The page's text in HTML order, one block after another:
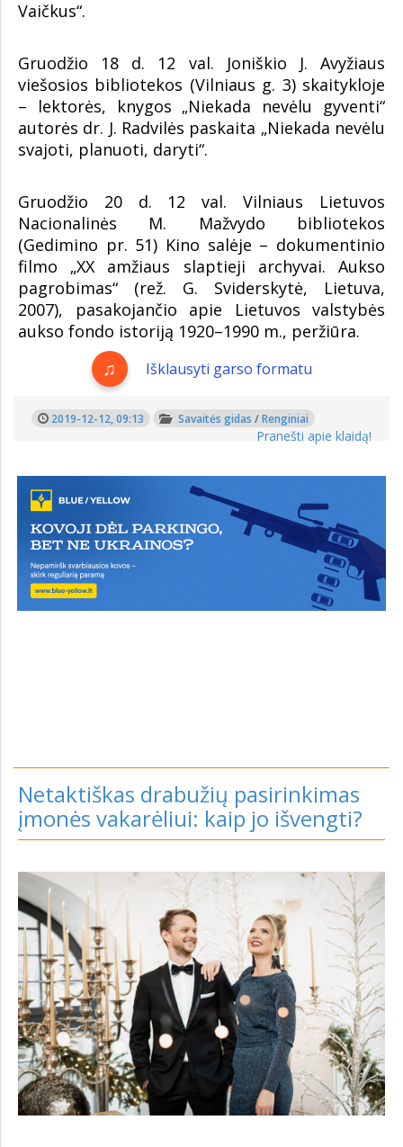
Vaičkus“.
Gruodžio 18 d. 12 val. Joniškio J. Avyžiaus
viešosios bibliotekos (Vilniaus g. 3) skaitykloje
– lektorės, knygos „Niekada nevėlu gyventi“
autorės dr. J. Radvilės paskaita „Niekada nevėlu
svajoti, planuoti, daryti“.
Gruodžio 20 d. 12 val. Vilniaus Lietuvos
Nacionalinės M. Mažvydo bibliotekos
(Gedimino pr. 51) Kino salėje – dokumentinio
filmo „XX amžiaus slaptieji archyvai. Aukso
pagrobimas“ (rež. G. Sviderskytė, Lietuva,
2007), pasakojančio apie Lietuvos valstybės
aukso fondo istoriją 1920–1990 m., peržiūra.
Išklausyti garso formatu
2019-12-12, 09:13 Savaitės gidas /Renginiai
Pranešti apie klaidą!
Netaktiškas drabužių pasirinkimas
įmonės vakarėliui: kaip jo išvengti?